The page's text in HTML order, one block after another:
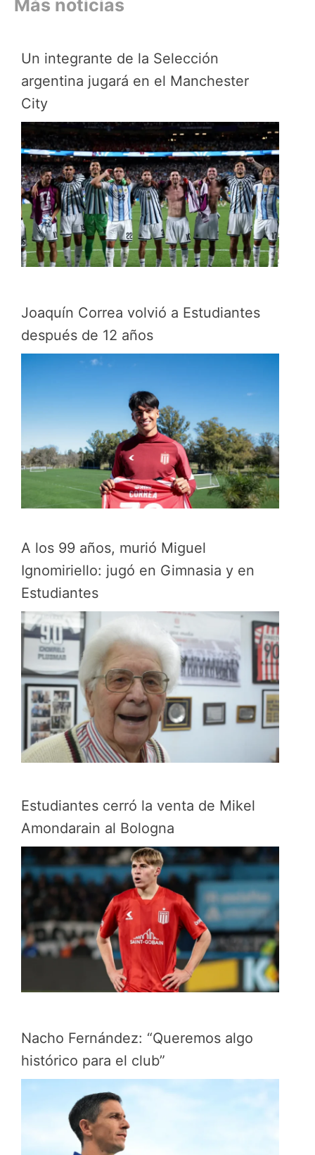
Más noticias
Un integrante de la Selección
argentina jugará en el Manchester
City
Joaquín Correa volvió a Estudiantes
después de 12 años
A los 99 años, murió Miguel
Ignomiriello: jugó en Gimnasia y en
Estudiantes
Estudiantes cerró la venta de Mikel
Amondarain al Bologna
Nacho Fernández: “Queremos algo
histórico para el club”